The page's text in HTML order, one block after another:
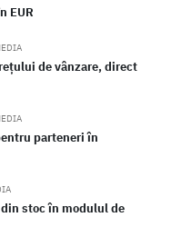
EUR
de vânzare, direct
parteneri în
stoc în modulul de